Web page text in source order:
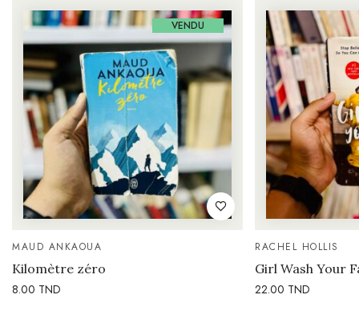
VENDU
MAUD ANKAOUA
Kilomètre zéro
8.00 TND
RACHEL HOLLIS
Girl Wash Your
22.00 TND